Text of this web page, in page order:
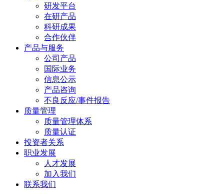
研发平台
在研产品
科研成果
合作伙伴
产品与服务
公司产品
国际业务
信息公示
产品咨询
不良反应/事件报告
质量管理
质量管理体系
质量认证
投资者关系
职业发展
人才发展
加入我们
联系我们